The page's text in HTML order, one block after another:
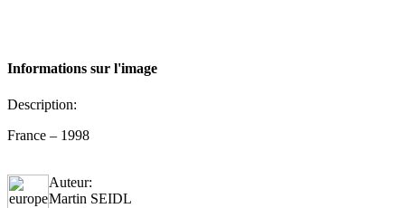
Informations sur l'image
Description:
France – 1998
Auteur:
Martin SEIDL